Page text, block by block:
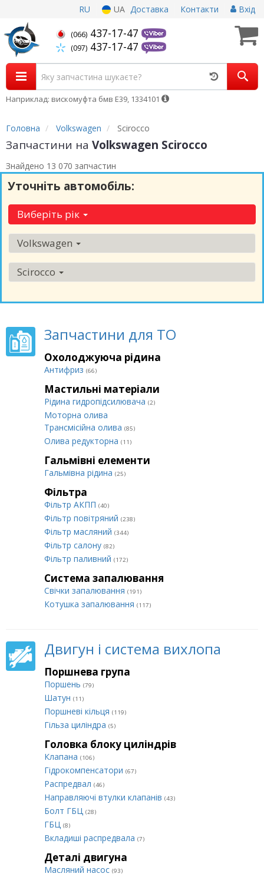
RU UA Доставка Контакти Вхід
(066) 437-17-47
(097) 437-17-47
Наприклад: вискомуфта бмв Е39, 1334101
Головна Volkswagen Scirocco
Запчастини на Volkswagen Scirocco
Знайдено 13 070 запчастин
Уточніть автомобіль:
Виберіть рік
Volkswagen
Scirocco
Запчастини для ТО
Охолоджуюча рідина
Антифриз (66)
Мастильні матеріали
Рідина гидропідсилювача (2)
Моторна олива
Трансмісійна олива (85)
Олива редукторна (11)
Гальмівні елементи
Гальмівна рідина (25)
Фільтра
Фільтр АКПП (40)
Фільтр повітряний (238)
Фільтр масляний (344)
Фільтр салону (82)
Фільтр паливний (172)
Система запалювання
Свічки запалювання (191)
Котушка запалювання (117)
Двигун і система вихлопа
Поршнева група
Поршень (79)
Шатун (11)
Поршневі кільця (119)
Гільза циліндра (5)
Головка блоку циліндрів
Клапана (106)
Гідрокомпенсатори (67)
Распредвал (46)
Направляючі втулки клапанів (43)
Болт ГБЦ (28)
ГБЦ (8)
Вкладиші распредвала (7)
Деталі двигуна
Масляний насос (93)